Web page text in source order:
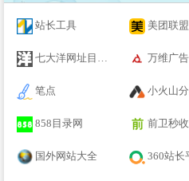
站长工具 美团联盟
七大洋网址目录大全 万维广告
笔点 小火山
858目录网 前卫秒
国外网站大全 360站长